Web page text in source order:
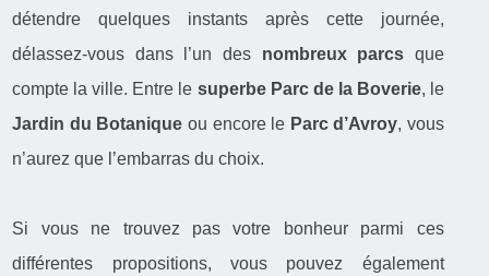
détendre quelques instants après cette journée,
délassez-vous dans l’un des nombreux parcs que
compte la ville. Entre le superbe Parc de la Boverie, le
Jardin du Botanique ou encore le Parc d’Avroy, vous
n’aurez que l’embarras du choix.
Si vous ne trouvez pas votre bonheur parmi ces
différentes propositions, vous pouvez également